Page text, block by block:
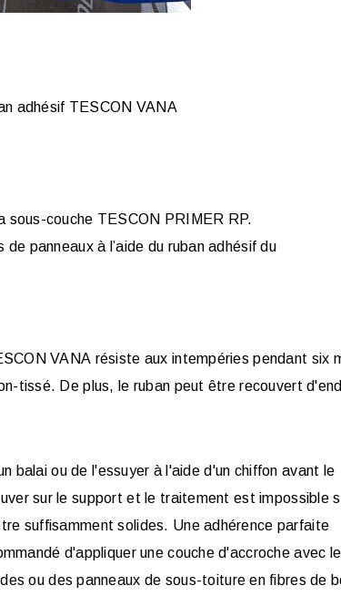
adhésif TESCON VANA
sous-couche TESCON PRIMER RP.
panneaux à l’aide du ruban adhésif du
VANA résis­t­e aux in­tempéries pendant six
tissé. De plus, le ruban peut être recouvert
balai ou de l'essuyer à l'aide d'un chiffon avant le
sur le support et le traitement est impossible
suffisamment solides. Une adhérence parfaite
d'appliquer une couche d'accroche avec le
ou des panneaux de sous-toiture en fibres de